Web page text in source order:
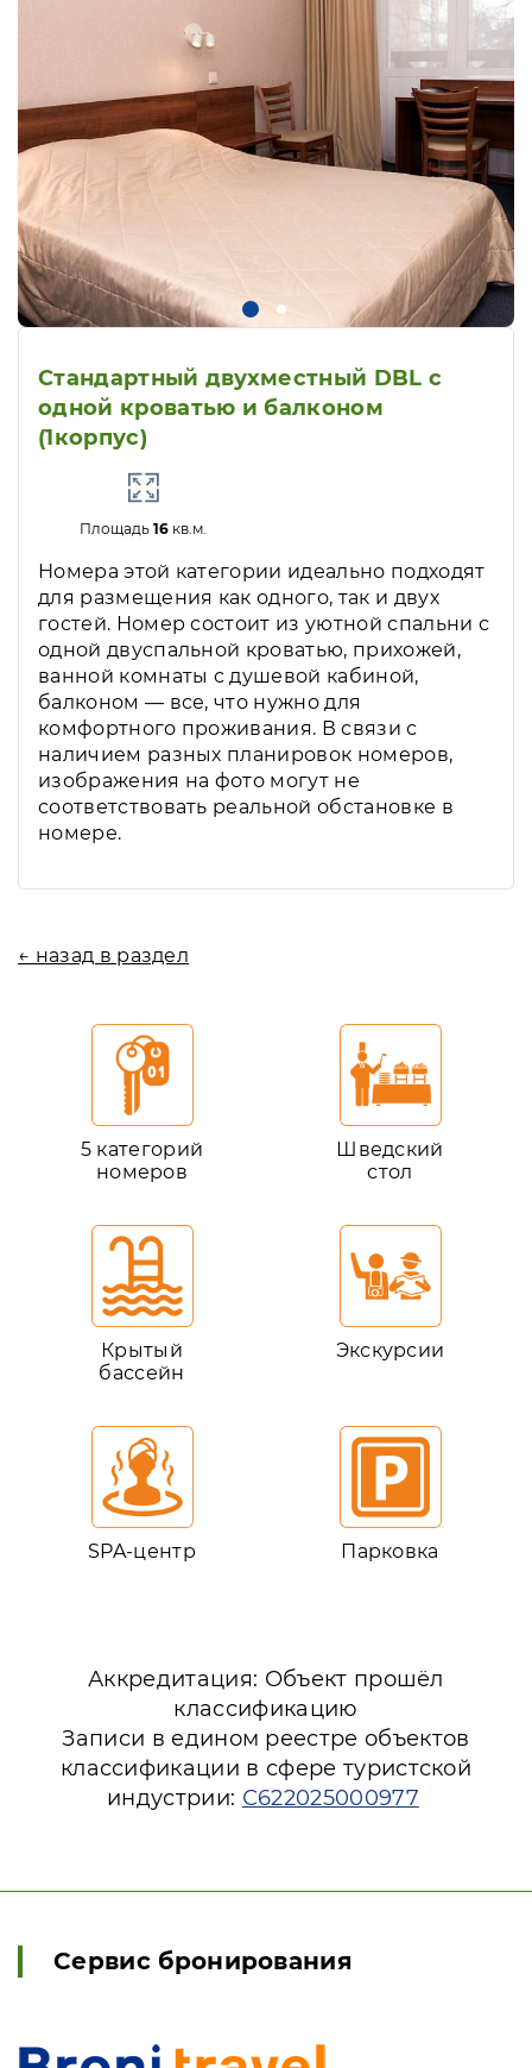
Стандартный двухместный DBL с
одной кроватью и балконом
(1корпус)
Площадь16 кв.м.
Номера этой категории идеально подходят
для размещения как одного, так и двух
гостей. Номер состоит из уютной спальни с
одной двуспальной кроватью, прихожей,
ванной комнаты с душевой кабиной,
балконом — все, что нужно для
комфортного проживания. В связи с
наличием разных планировок номеров,
изображения на фото могут не
соответствовать реальной обстановке в
номере.
← назад в раздел
5 категорий
номеров
Шведский
стол
Крытый
бассейн
Экскурсии
SPA-центр Парковка
Аккредитация: Объект прошёл
классификацию
Записи в едином реестре объектов
классификации в сфере туристской
индустрии: С622025000977
Сервис бронирования